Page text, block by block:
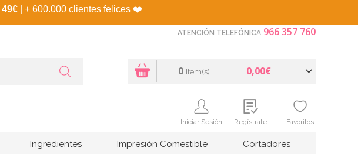
49€ | + 600.000 clientes felices ❤️
ATENCIÓN TELEFÓNICA 966 357 760
0 Item(s) 0,00€
Iniciar Sesión Regístrate Favoritos
Ingredientes Impresión Comestible Cortadores